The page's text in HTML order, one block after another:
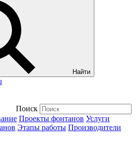
Найти
Поиск
Проекты фонтанов Услуги
Этапы работы Производители